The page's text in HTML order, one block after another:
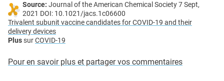
Source: Journal of the American Chemical Society 7 Sept,
2021 DOI: 10.1021/jacs.1c06600
Trivalent subunit vaccine candidates for COVID-19 and their
delivery devices
PlussurCOVID-19
Pour en savoir plus et partager vos commentaires